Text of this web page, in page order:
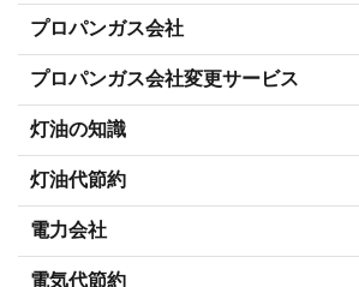
プロパンガス会社
プロパンガス会社変更サービス
灯油の知識
灯油代節約
電力会社
電気代節約